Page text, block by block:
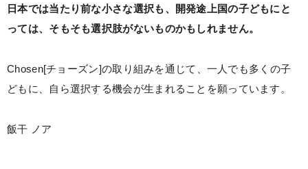
日本では当たり前な小さな選択も、開発途上国の子どもにと
っては、そもそも選択肢がないものかもしれません。
Chosen[チョーズン]の取り組みを通じて、一人でも多くの子
どもに、自ら選択する機会が生まれることを願っています。
飯干 ノア